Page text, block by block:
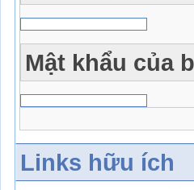
Mật khẩu của
Links hữu ích